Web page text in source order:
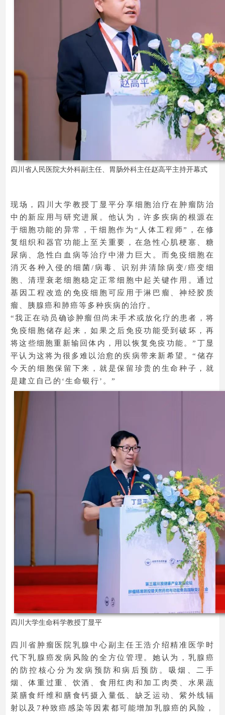
四川省人民医院大外科副主任、胃肠外科主任赵高平主持开幕式
现场，四川大学教授丁显平分享细胞治疗在肿瘤防治
中的新应用与研究进展。他认为，许多疾病的根源在
于细胞功能的异常，干细胞作为“人体工程师”，在修
复组织和器官功能上至关重要，在急性心肌梗塞、糖
尿病、急性白血病等治疗中潜力巨大。而免疫细胞在
消灭各种入侵的细菌/病毒、识别井清除病变/癌变细
胞、清理衰老细胞稳定正常细胞中起关键作用。通过
基因工程改造的免疫细胞可应用于淋巴瘤、神经胶质
瘤、胰腺癌和肺癌等多种疾病的治疗。
“我正在动员确诊肿瘤但尚未手术或放化疗的患者，将
免疫细胞储存起来，如果之后免疫功能受到破坏，再
将这些细胞重新输回体内，用以恢复免疫功能。”丁显
平认为这将为很多难以治愈的疾病带来新希望。“储存
今天的细胞保留下来，就是保留珍贵的生命种子，就
是建立自己的‘生命银行’。”
四川大学生命科学教授丁显平
四川省肿瘤医院乳腺中心副主任王浩介绍精准医学时
代下乳腺癌发病风险的全方位管理。她认为，乳腺癌
的防控核心分为发病预防和病后预防。吸烟、二手
烟、体重过重、饮酒、食用红肉和加工肉类、水果蔬
菜膳食纤维和膳食钙摄入量低、缺乏运动、紫外线辐
射以及7种致癌感染等因素都可能增加乳腺癌的风险，